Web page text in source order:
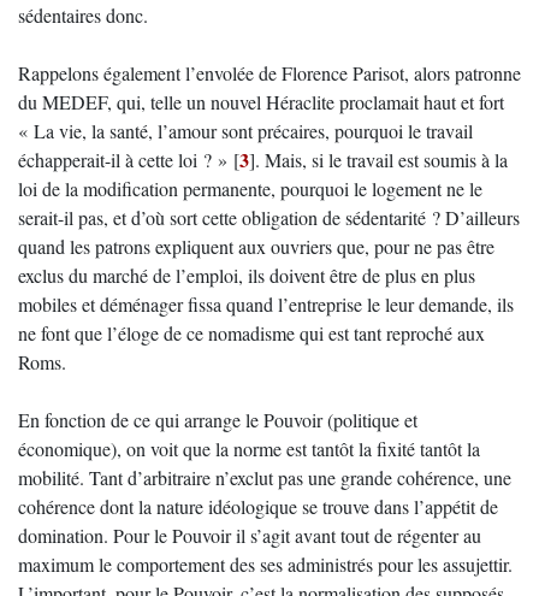
sédentaires donc.
Rappelons également l’envolée de Florence Parisot, alors patronne
du MEDEF, qui, telle un nouvel Héraclite proclamait haut et fort
« La vie, la santé, l’amour sont précaires, pourquoi le travail
échapperait-il à cette loi ? » [3]. Mais, si le travail est soumis à la
loi de la modification permanente, pourquoi le logement ne le
serait-il pas, et d’où sort cette obligation de sédentarité ? D’ailleurs
quand les patrons expliquent aux ouvriers que, pour ne pas être
exclus du marché de l’emploi, ils doivent être de plus en plus
mobiles et déménager fissa quand l’entreprise le leur demande, ils
ne font que l’éloge de ce nomadisme qui est tant reproché aux
Roms.
En fonction de ce qui arrange le Pouvoir (politique et
économique), on voit que la norme est tantôt la fixité tantôt la
mobilité. Tant d’arbitraire n’exclut pas une grande cohérence, une
cohérence dont la nature idéologique se trouve dans l’appétit de
domination. Pour le Pouvoir il s’agit avant tout de régenter au
maximum le comportement des ses administrés pour les assujettir.